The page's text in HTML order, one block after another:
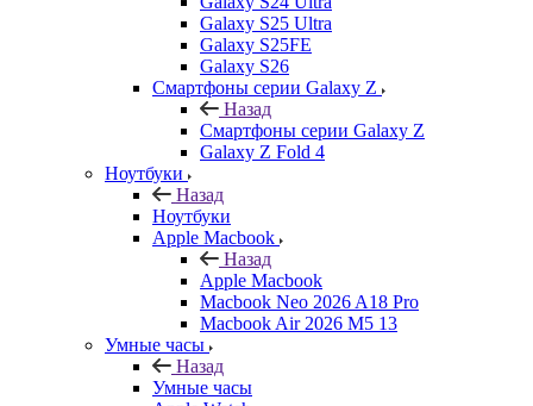
Galaxy S25 Ultra
Galaxy S25FE
Galaxy S26
Смартфоны серии Galaxy Z
Назад
Смартфоны серии Galaxy Z
Galaxy Z Fold 4
Ноутбуки
Назад
Ноутбуки
Apple Macbook
Назад
Apple Macbook
Macbook Neo 2026 A18 Pro
Macbook Air 2026 M5 13
Умные часы
Назад
Умные часы